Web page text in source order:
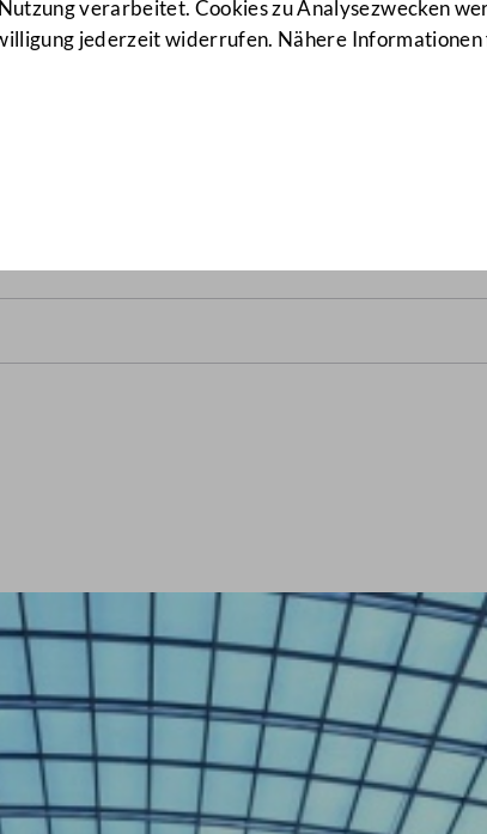
verarbeitet. Cookies zu Analysezwecken
jederzeit widerrufen. Nähere Informationen
April 2017